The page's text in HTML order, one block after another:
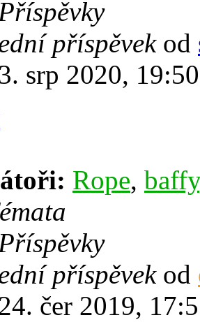
příspěvekod
srp 2020, 19:50
Rope, baffy
příspěvekod
čer 2019,